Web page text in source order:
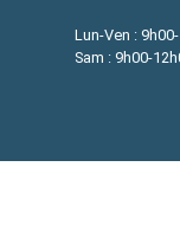
Lun-Ven :
Sam : 9h00-